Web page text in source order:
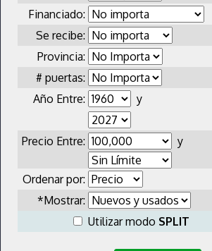
Financiado:
Se recibe:
Provincia:
# puertas:
Año Entre:
y
Precio Entre: y
Ordenar por:
*Mostrar:
Utilizar modo SPLIT